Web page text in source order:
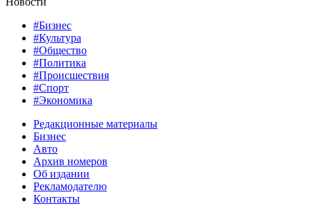
#Бизнес
#Культура
#Общество
#Политика
#Происшествия
#Спорт
#Экономика
Редакционные материалы
Бизнес
Авто
Архив номеров
Об издании
Рекламодателю
Контакты